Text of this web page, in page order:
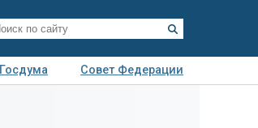
Госдума
Совет Федерации